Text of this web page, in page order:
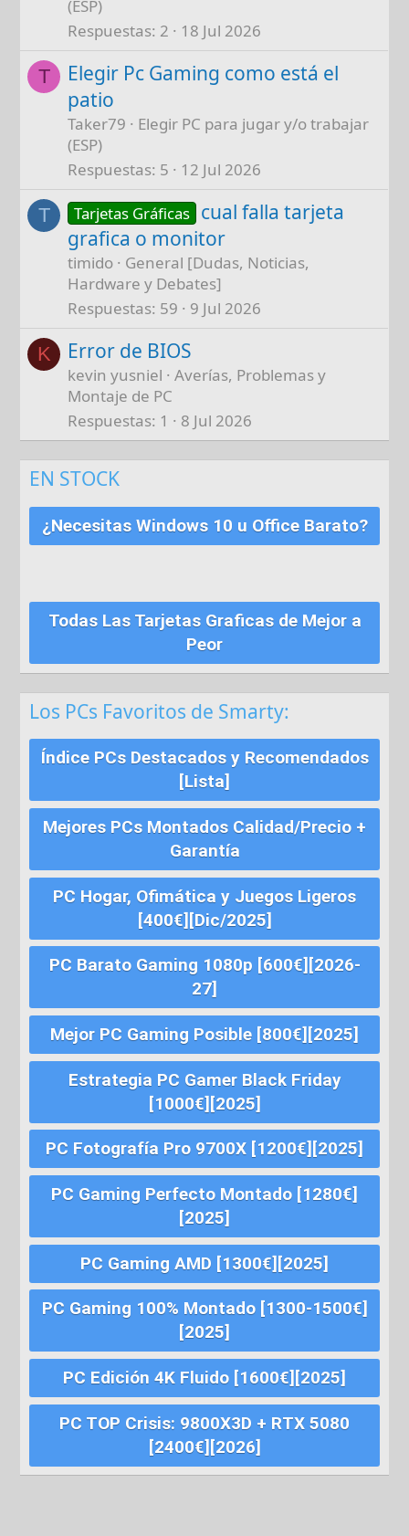
(ESP)
Respuestas 2 18 Jul 2026
T
Elegir Pc Gaming como está el
patio
Taker79
Elegir PC para jugar y/o trabajar
(ESP)
Respuestas 5 12 Jul 2026
T Tarjetas Gráficas cual falla tarjeta
grafica o monitor
timido
General [Dudas, Noticias,
Hardware y Debates]
Respuestas 59 9 Jul 2026
K Error de BIOS
kevin yusniel
Averías, Problemas y
Montaje de PC
Respuestas 1 8 Jul 2026
EN STOCK
¿Necesitas Windows 10 u Office Barato?
Todas Las Tarjetas Graficas de Mejor a
Peor
Los PCs Favoritos de Smarty:
Índice PCs Destacados y Recomendados
[Lista]
Mejores PCs Montados Calidad/Precio +
Garantía
PC Hogar, Ofimática y Juegos Ligeros
[400€][Dic/2025]
PC Barato Gaming 1080p [600€][2026-
27]
Mejor PC Gaming Posible [800€][2025]
Estrategia PC Gamer Black Friday
[1000€][2025]
PC Fotografía Pro 9700X [1200€][2025]
PC Gaming Perfecto Montado [1280€]
[2025]
PC Gaming AMD [1300€][2025]
PC Gaming 100% Montado [1300-1500€]
[2025]
PC Edición 4K Fluido [1600€][2025]
PC TOP Crisis: 9800X3D + RTX 5080
[2400€][2026]